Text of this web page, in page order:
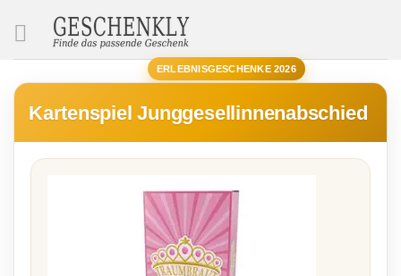
ERLEBNISGESCHENKE 2026
Kartenspiel Junggesellinnenabschied